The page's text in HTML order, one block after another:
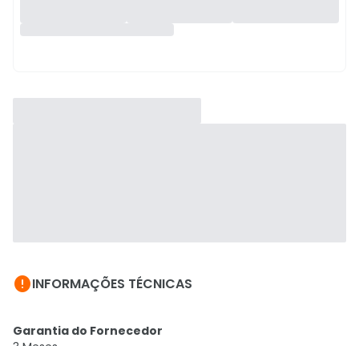
INFORMAÇÕES TÉCNICAS
Garantia do Fornecedor